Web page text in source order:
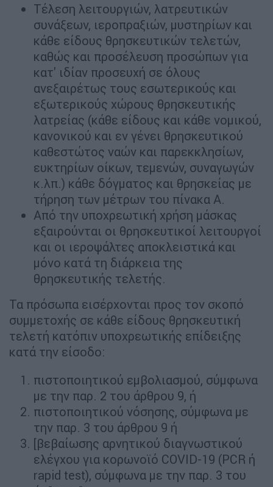
Τέλεση λειτουργιών, λατρευτικών
συνάξεων, ιεροπραξιών, μυστηρίων και
κάθε είδους θρησκευτικών τελετών,
καθώς και προσέλευση προσώπων για
κατ' ιδίαν προσευχή σε όλους
ανεξαιρέτως τους εσωτερικούς και
εξωτερικούς χώρους θρησκευτικής
λατρείας (κάθε είδους και κάθε νομικού,
κανονικού και εν γένει θρησκευτικού
καθεστώτος ναών και παρεκκλησίων,
ευκτηρίων οίκων, τεμενών, συναγωγών
κ.λπ.) κάθε δόγματος και θρησκείας με
τήρηση των μέτρων του πίνακα Α.
Από την υποχρεωτική χρήση μάσκας
εξαιρούνται οι θρησκευτικοί λειτουργοί
και οι ιεροψάλτες αποκλειστικά και
μόνο κατά τη διάρκεια της
θρησκευτικής τελετής.
Τα πρόσωπα εισέρχονται προς τον σκοπό
συμμετοχής σε κάθε είδους θρησκευτική
τελετή κατόπιν υποχρεωτικής επίδειξης
κατά την είσοδο:
πιστοποιητικού εμβολιασμού, σύμφωνα
με την παρ. 2 του άρθρου 9, ή
πιστοποιητικού νόσησης, σύμφωνα με
την παρ. 3 του άρθρου 9 ή
[βεβαίωσης αρνητικού διαγνωστικού
ελέγχου για κορωνοϊό COVID-19 (PCR ή
rapid test), σύμφωνα με την παρ. 3 του